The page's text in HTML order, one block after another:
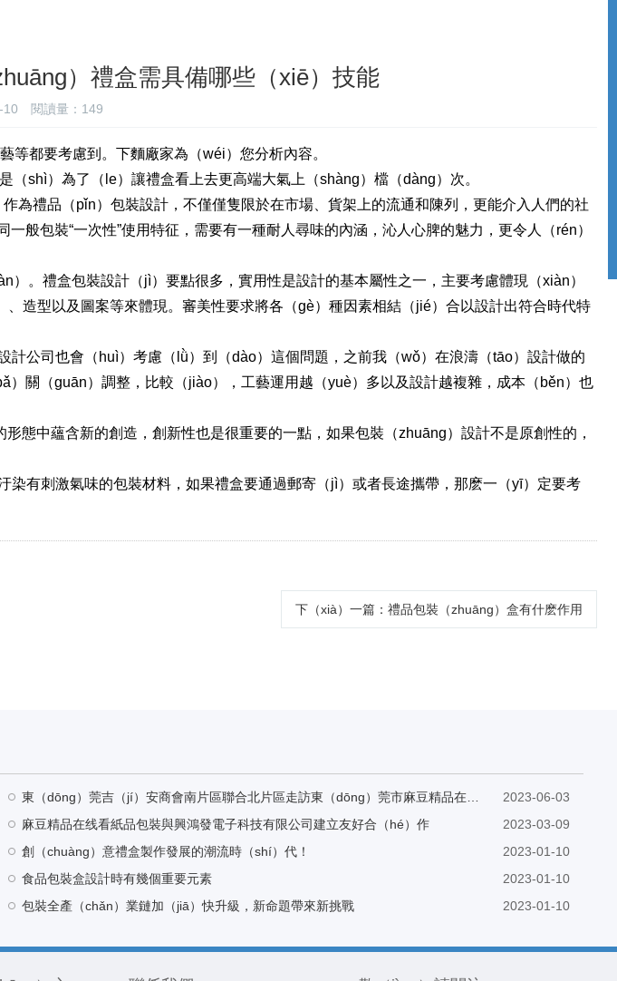
）禮盒需具備哪些（xiē）技能
10 閱讀量： 149
都要考慮到。下麵廠家為（wéi）您分析內容。
shì）為了（le）讓禮盒看上去更高端大氣上（shàng）檔（dàng）次。
為禮品（pǐn）包裝設計，不僅僅隻限於在市場、貨架上的流通和陳列，更能介入人們的社
般包裝“一次性”使用特征，需要有一種耐人尋味的內涵，沁人心脾的魅力，更令人（rén）
。禮盒包裝設計（jì）要點很多，實用性是設計的基本屬性之一，主要考慮體現（xiàn）
造型以及圖案等來體現。審美性要求將各（gè）種因素相結（jié）合以設計出符合時代特
公司也會（huì）考慮（lǜ）到（dào）這個問題，之前我（wǒ）在浪濤（tāo）設計做的
關（guān）調整，比較（jiào），工藝運用越（yuè）多以及設計越複雜，成本（běn）也
態中蘊含新的創造，創新性也是很重要的一點，如果包裝（zhuāng）設計不是原創性的，
有刺激氣味的包裝材料，如果禮盒要通過郵寄（jì）或者長途攜帶，那麽一（yī）定要考
下（xià）一篇 ：禮品包裝（zhuāng）盒有什麽作用
2023-06-03
麻豆精品在线看紙品包裝與興鴻發電子科技有限公司建立友好合（hé）作
2023-03-09
創（chuàng）意禮盒製作發展的潮流時（shí）代！
2023-01-10
食品包裝盒設計時有幾個重要元素
2023-01-10
包裝全產（chǎn）業鏈加（jiā）快升級，新命題帶來新挑戰 2023-01-10